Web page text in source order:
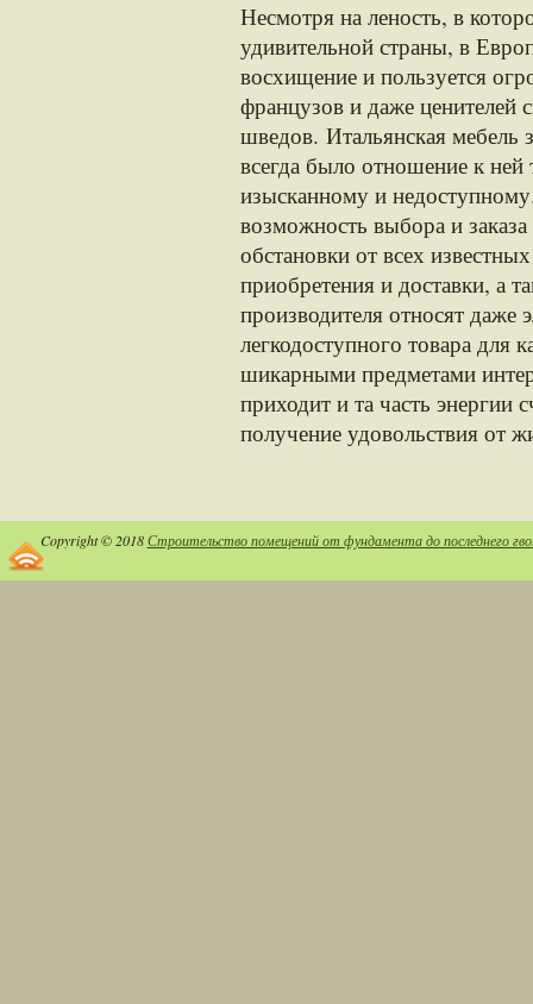
Несмотря на леность, в
удивительной страны, в
восхищение и пользуется
французов и даже ценителей
шведов. Итальянская мебель
всегда было отношение к ней
изысканному и
возможность выбора и
обстановки от всех
приобретения и доставки, а
производителя относят даже
легкодоступного товара для
шикарными предметами
приходит и та часть энергии
получение удовольствия от
Copyright © 2018Строительство помещений от фундамента до последнего